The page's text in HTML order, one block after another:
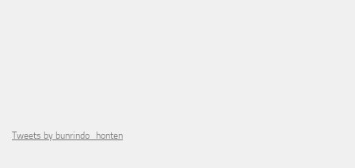
Tweets by bunrindo_honten